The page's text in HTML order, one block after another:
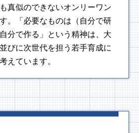
真似のできないオンリーワン
。「必要なものは（自分で研
分で作る」という精神は、大
びに次世代を担う若手育成に
えています。